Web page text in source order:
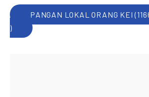
PANGAN LOKAL ORANG KEI
)